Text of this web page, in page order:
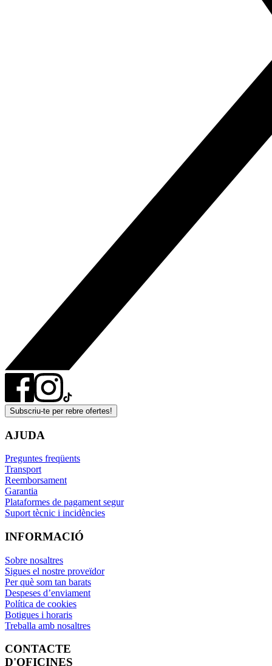
Subscriu-te per rebre ofertes!
AJUDA
Preguntes freqüents
Transport
Reemborsament
Garantia
Plataformes de pagament segur
Suport tècnic i incidències
INFORMACIÓ
Sobre nosaltres
Sigues el nostre proveïdor
Per què som tan barats
Despeses d’enviament
Política de cookies
Botigues i horaris
Treballa amb nosaltres
CONTACTE
D'OFICINES